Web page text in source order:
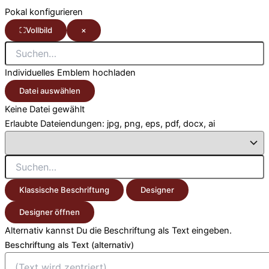
Pokal konfigurieren
⛶Vollbild ×
Individuelles Emblem hochladen
Datei auswählen
Keine Datei gewählt
Erlaubte Dateiendungen: jpg, png, eps, pdf, docx, ai
Klassische Beschriftung Designer
Designer öffnen
Alternativ kannst Du die Beschriftung als Text eingeben.
Beschriftung als Text (alternativ)